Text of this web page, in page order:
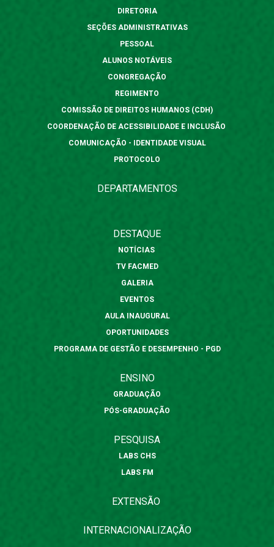
DIRETORIA
SEÇÕES ADMINISTRATIVAS
PESSOAL
ALUNOS NOTÁVEIS
CONGREGAÇÃO
REGIMENTO
COMISSÃO DE DIREITOS HUMANOS (CDH)
COORDENAÇÃO DE ACESSIBILIDADE E INCLUSÃO
COMUNICAÇÃO - IDENTIDADE VISUAL
PROTOCOLO
DEPARTAMENTOS
DESTAQUE
NOTÍCIAS
TV FACMED
GALERIA
EVENTOS
AULA INAUGURAL
OPORTUNIDADES
PROGRAMA DE GESTÃO E DESEMPENHO - PGD
ENSINO
GRADUAÇÃO
PÓS-GRADUAÇÃO
PESQUISA
LABS CHS
LABS FM
EXTENSÃO
INTERNACIONALIZAÇÃO